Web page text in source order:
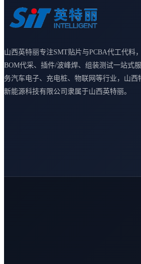
山西英特丽专注SMT贴片与PCBA代工代料
BOM代采、插件/波峰焊、组装测试一站式
务汽车电子、充电桩、物联网等行业，山西
新能源科技有限公司隶属于山西英特丽。